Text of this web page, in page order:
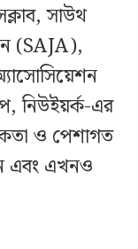
সাউথ
(SAJA),
নিউইয়র্ক-এর
ও পেশাগত
এবং এখনও